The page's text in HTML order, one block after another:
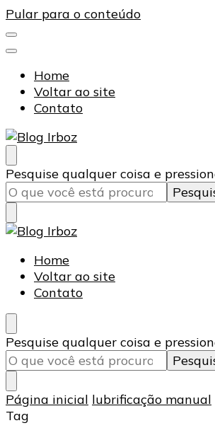
Pular para o conteúdo
Home
Voltar ao site
Contato
Blog Irboz
Blog de Lubrificação Industrial
Procurando
algo?
Pesquise qualquer coisa e
Blog Irboz
Blog de Lubrificação Industrial
Home
Voltar ao site
Contato
Procurando
algo?
Pesquise qualquer coisa e
Página inicial lubrificação manual
Tag